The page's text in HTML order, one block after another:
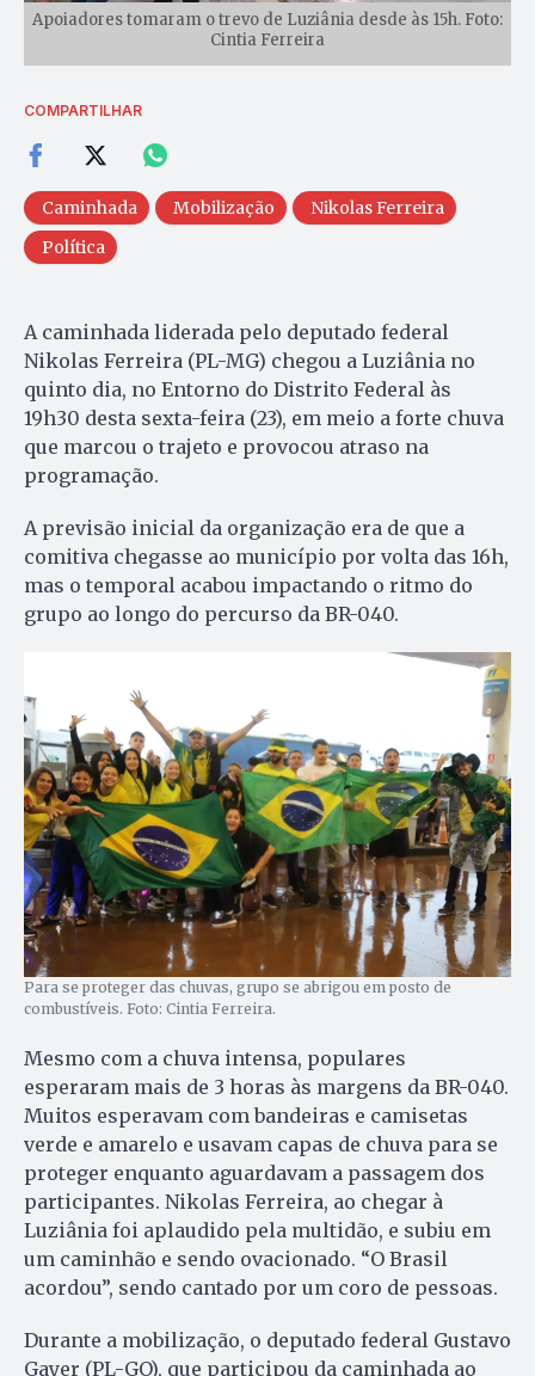
Apoiadores tomaram o trevo de Luziânia desde às 15h. Foto:
Cintia Ferreira
COMPARTILHAR
Caminhada Mobilização
Nikolas Ferreira
Política
A caminhada liderada pelo deputado federal
Nikolas Ferreira (PL-MG) chegou a Luziânia no
quinto dia, no Entorno do Distrito Federal às
19h30 desta sexta-feira (23), em meio a forte chuva
que marcou o trajeto e provocou atraso na
programação.
A previsão inicial da organização era de que a
comitiva chegasse ao município por volta das 16h,
mas o temporal acabou impactando o ritmo do
grupo ao longo do percurso da BR-040.
Para se proteger das chuvas, grupo se abrigou em posto de
combustíveis. Foto: Cintia Ferreira.
Mesmo com a chuva intensa, populares
esperaram mais de 3 horas às margens da BR-040.
Muitos esperavam com bandeiras e camisetas
verde e amarelo e usavam capas de chuva para se
proteger enquanto aguardavam a passagem dos
participantes. Nikolas Ferreira, ao chegar à
Luziânia foi aplaudido pela multidão, e subiu em
um caminhão e sendo ovacionado. “O Brasil
acordou”, sendo cantado por um coro de pessoas.
Durante a mobilização, o deputado federal Gustavo
Gayer (PL-GO), que participou da caminhada ao